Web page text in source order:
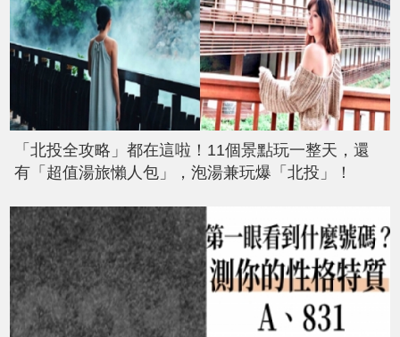
「北投全攻略」都在這啦！11個景點玩一整天，還
有「超值湯旅懶人包」，泡湯兼玩爆「北投」！